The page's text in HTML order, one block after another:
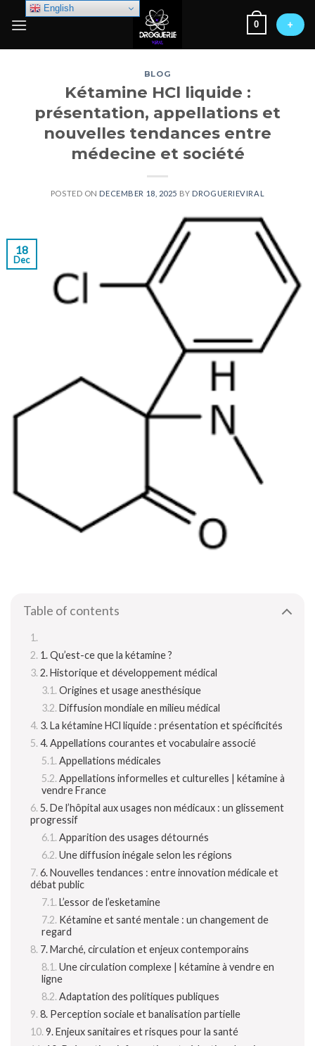
0 +
BLOG
Kétamine HCl liquide :
présentation, appellations et
nouvelles tendances entre
médecine et société
POSTED ON DECEMBER 18, 2025 BY DROGUERIEVIRAL
18
Dec
Table of contents
1. Qu’est-ce que la kétamine ?
2. Historique et développement médical
Origines et usage anesthésique
Diffusion mondiale en milieu médical
3. La kétamine HCl liquide : présentation et spécificités
4. Appellations courantes et vocabulaire associé
Appellations médicales
Appellations informelles et culturelles | kétamine à
vendre France
5. De l’hôpital aux usages non médicaux : un glissement
progressif
Apparition des usages détournés
Une diffusion inégale selon les régions
6. Nouvelles tendances : entre innovation médicale et
débat public
L’essor de l’esketamine
Kétamine et santé mentale : un changement de
regard
7. Marché, circulation et enjeux contemporains
Une circulation complexe | kétamine à vendre en
ligne
Adaptation des politiques publiques
8. Perception sociale et banalisation partielle
9. Enjeux sanitaires et risques pour la santé
English